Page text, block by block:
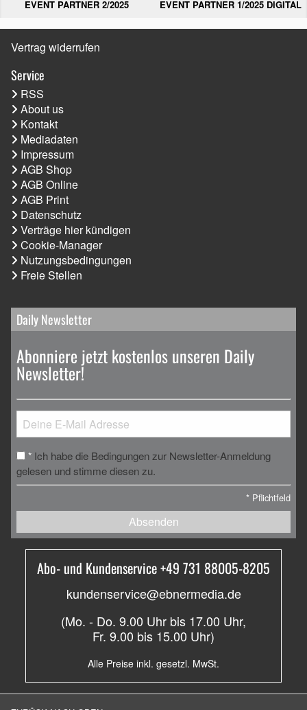
EVENT PARTNER 2/2025 EVENT PARTNER 1/2025 DIGITAL
Vertrag widerrufen
Service
RSS
About us
Kontakt
Mediadaten
Impressum
AGB Shop
AGB Online
AGB Print
Datenschutz
Verträge hier kündigen
Cookie-Manager
Nutzungsbedingungen
Freie Stellen
Daily Newsletter
Abonniere jetzt kostenlos unseren Daily
Newsletter!
* Ich habe die Bedingungen zur Newsletter-Anmeldung
gelesen und stimme diesen zu.
* Pflichtfeld
Absenden
Abo- und Kundenservice +49 731 88005-8205
kundenservice@ebnermedia.de
(Mo. - Do. 9.00 Uhr bis 17.00 Uhr,
Fr. 9.00 bis 15.00 Uhr)
Alle Preise inkl. gesetzl. MwSt.